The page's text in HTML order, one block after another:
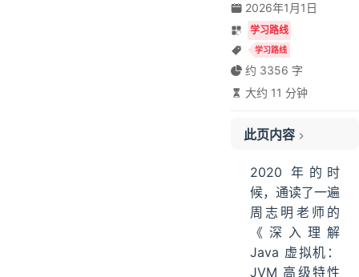
2026年1月1日
学习路线
学习路线
约 3356 字
大约 11 分钟
此页内容
二、JVM 学习路线图
1）Java进阶之路手册
2）视频
3）书籍
2020 年的时
候，通读了一遍
周志明老师的
《深入理解
Java 虚拟机：
JVM 高级特性